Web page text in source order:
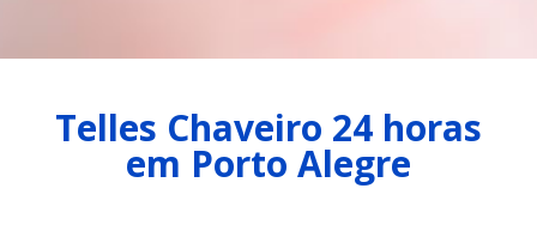
Telles Chaveiro 24 horas
em Porto Alegre